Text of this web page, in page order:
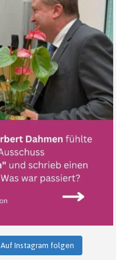
Auf Instagram folgen